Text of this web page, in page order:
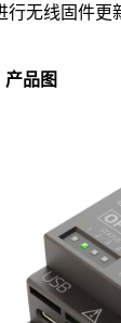
无线固件更
品图